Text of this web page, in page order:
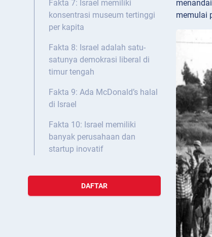
Fakta 7: Israel memiliki
konsentrasi museum tertinggi
per kapita
Fakta 8: Israel adalah satu-
satunya demokrasi liberal di
timur tengah
Fakta 9: Ada McDonald’s halal
di Israel
Fakta 10: Israel memiliki
banyak perusahaan dan
startup inovatif
DAFTAR
memulai